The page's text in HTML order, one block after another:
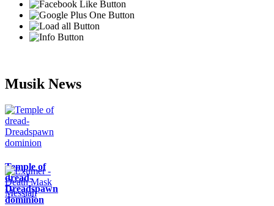
Musik News
Temple of
dread-
Dreadspawn
dominion